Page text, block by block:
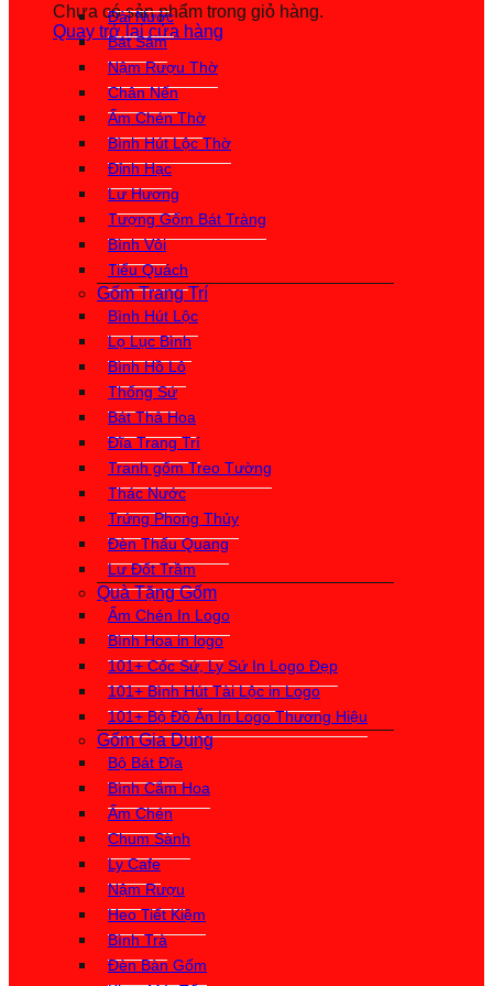
Chưa có sản phẩm trong giỏ hàng.
Quay trở lại cửa hàng
Đài Nước
Bát Sâm
Nậm Rượu Thờ
Chân Nến
Ấm Chén Thờ
Bình Hút Lộc Thờ
Đỉnh Hạc
Lư Hương
Tượng Gốm Bát Tràng
Bình Vôi
Tiểu Quách
Gốm Trang Trí
Bình Hút Lộc
Lọ Lục Bình
Bình Hồ Lô
Thống Sứ
Bát Thả Hoa
Đĩa Trang Trí
Tranh gốm Treo Tường
Thác Nước
Trứng Phong Thủy
Đèn Thấu Quang
Lư Đốt Trầm
Quà Tặng Gốm
Ấm Chén In Logo
Bình Hoa in logo
101+ Cốc Sứ, Ly Sứ In Logo Đẹp
101+ Bình Hút Tài Lộc in Logo
101+ Bộ Đồ Ăn In Logo Thương Hiệu
Gốm Gia Dụng
Bộ Bát Đĩa
Bình Cắm Hoa
Ấm Chén
Chum Sành
Ly Cafe
Nậm Rượu
Heo Tiết Kiệm
Bình Trà
Đèn Bàn Gốm